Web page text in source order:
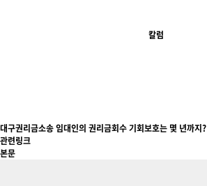
칼럼
대구권리금소송 임대인의 권리금회수 기회보호는 몇 년까지?
관련링크
본문